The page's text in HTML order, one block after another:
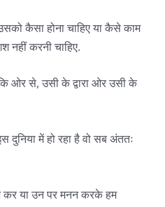
कैसा होना चाहिए या कैसे काम
नहीं करनी चाहिए.
ओर से, उसी के द्वारा ओर उसी के
में हो रहा है वो सब अंततः
या उन पर मनन करके हम